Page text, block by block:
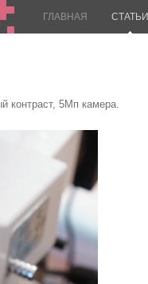
СТАТЬИ
ГЛАВНАЯ
контраст, 5Мп камера.